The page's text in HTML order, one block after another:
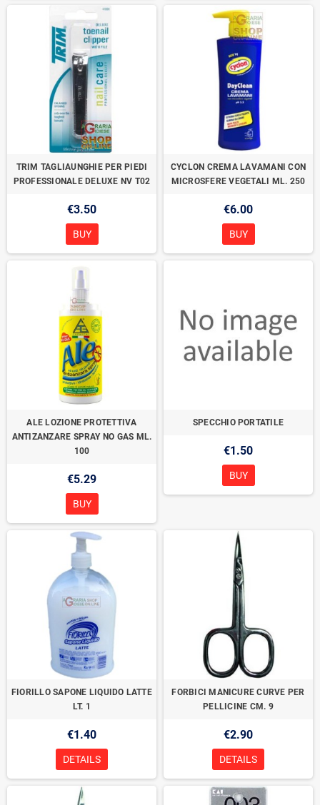
TRIM TAGLIAUNGHIE PER PIEDI
PROFESSIONALE DELUXE NV T02
€3.50
BUY
CYCLON CREMA LAVAMANI CON
MICROSFERE VEGETALI ML. 250
€6.00
BUY
ALE LOZIONE PROTETTIVA
ANTIZANZARE SPRAY NO GAS ML.
100
€5.29
BUY
SPECCHIO PORTATILE
€1.50
BUY
FIORILLO SAPONE LIQUIDO LATTE
LT. 1
€1.40
DETAILS
FORBICI MANICURE CURVE PER
PELLICINE CM. 9
€2.90
DETAILS